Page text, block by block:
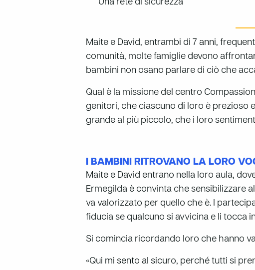
Una rete di sicurezza
Maite e David, entrambi di 7 anni,
comunità, molte famiglie devono
bambini non osano parlare di ciò che
Qual è la missione del centro
genitori, che ciascuno di loro è prezioso
grande al più piccolo, che i loro
I BAMBINI RITROVANO LA LORO
Maite e David entrano nella loro aula,
Ermegilda è convinta che sensibilizzare
va valorizzato per quello che è. I
fiducia se qualcuno si avvicina e li tocca
Si comincia ricordando loro che hanno
«Qui mi sento al sicuro, perché tutti si